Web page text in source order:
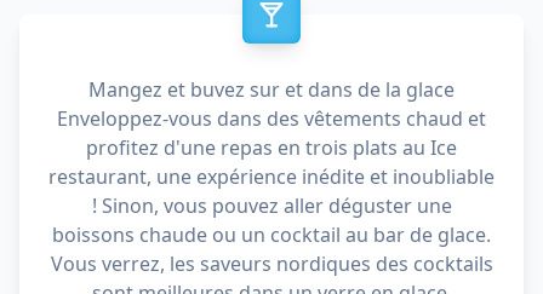
Mangez et buvez sur et dans de la glace
Enveloppez-vous dans des vêtements chaud et
profitez d'une repas en trois plats au Ice
restaurant, une expérience inédite et inoubliable
! Sinon, vous pouvez aller déguster une
boissons chaude ou un cocktail au bar de glace.
Vous verrez, les saveurs nordiques des cocktails